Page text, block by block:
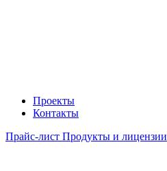
Проекты
Контакты
Прайс-лист Продукты и лицензии